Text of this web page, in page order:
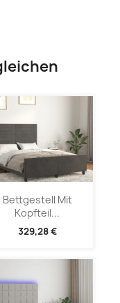
Bettgestell Mit
Kopfteil...
329,28 €